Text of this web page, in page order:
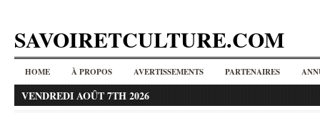
SAVOIRETCULTURE.COM
HOME À PROPOS AVERTISSEMENTS PARTENAIRES
VENDREDI AOÛT 7TH 2026